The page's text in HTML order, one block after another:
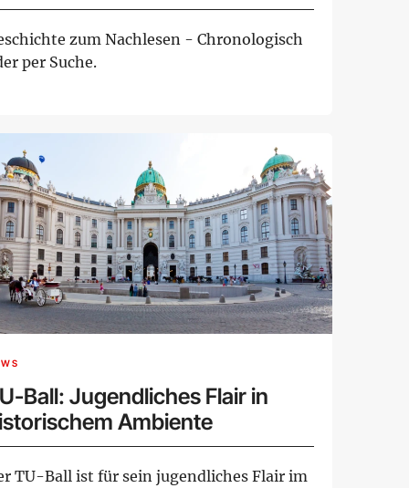
zum Nachlesen - Chronologisch
per Suche.
Ball: Jugendliches Flair in
Ambiente
TU-Ball ist für sein jugendliches Flair im